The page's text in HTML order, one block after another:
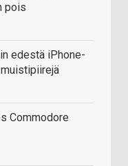
pois
edestä iPhone-
Commodore